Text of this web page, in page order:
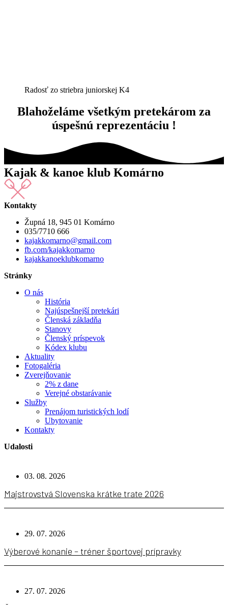
Radosť zo striebra juniorskej K4
Blahoželáme všetkým pretekárom za
úspešnú reprezentáciu !
Kajak & kanoe klub Komárno
Kontakty
Župná 18, 945 01 Komárno
035/7710 666
kajakkomarno@gmail.com
fb.com/kajakkomarno
kajakkanoeklubkomarno
Stránky
O nás
História
Najúspešnejší pretekári
Členská základňa
Stanovy
Členský príspevok
Kódex klubu
Aktuality
Fotogaléria
Zverejňovanie
2% z dane
Verejné obstarávanie
Služby
Prenájom turistických lodí
Ubytovanie
Kontakty
Udalosti
03. 08. 2026
Majstrovstvá Slovenska krátke trate 2026
29. 07. 2026
Výberové konanie – tréner športovej prípravky
27. 07. 2026